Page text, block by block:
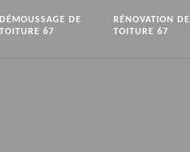
DÉMOUSSAGE DE
TOITURE 67
RÉNOVATION DE
TOITURE 67